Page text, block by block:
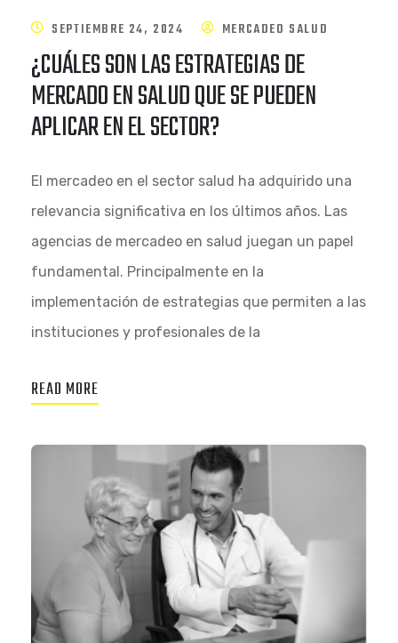
SEPTIEMBRE 24, 2024 MERCADEO SALUD
¿CUÁLES SON LAS ESTRATEGIAS DE
MERCADO EN SALUD QUE SE PUEDEN
APLICAR EN EL SECTOR?
El mercadeo en el sector salud ha adquirido una
relevancia significativa en los últimos años. Las
agencias de mercadeo en salud juegan un papel
fundamental. Principalmente en la
implementación de estrategias que permiten a las
instituciones y profesionales de la
READ MORE